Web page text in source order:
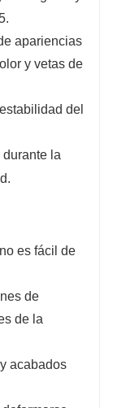
apariencias
y vetas de
del
la
es fácil de
de
de la
acabados